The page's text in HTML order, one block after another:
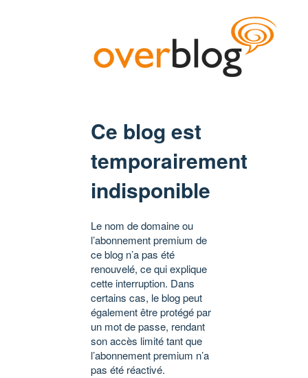
Ce blog est
temporairement
indisponible
Le nom de domaine ou
l’abonnement premium de
ce blog n’a pas été
renouvelé, ce qui explique
cette interruption. Dans
certains cas, le blog peut
également être protégé par
un mot de passe, rendant
son accès limité tant que
l’abonnement premium n’a
pas été réactivé.